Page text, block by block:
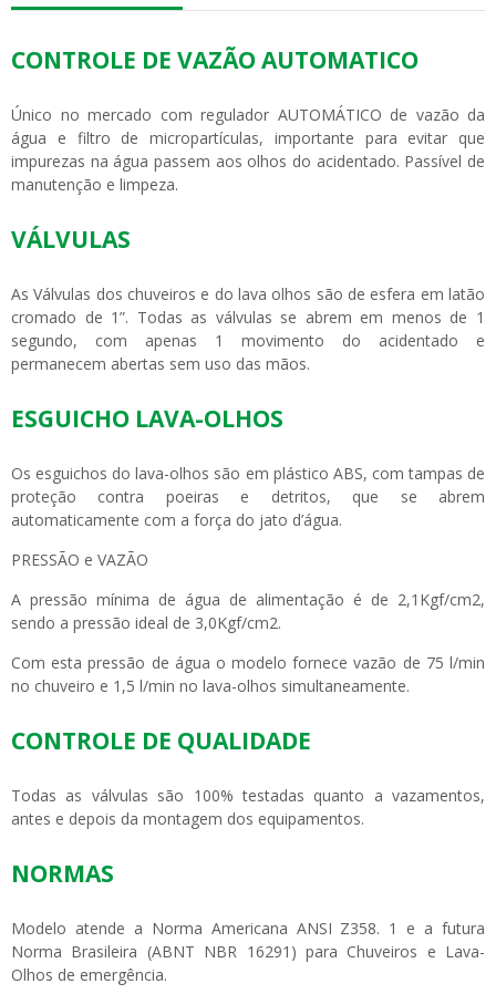
CONTROLE DE VAZÃO AUTOMATICO
Único no mercado com regulador AUTOMÁTICO de vazão da
água e filtro de micropartículas, importante para evitar que
impurezas na água passem aos olhos do acidentado. Passível de
manutenção e limpeza.
VÁLVULAS
As Válvulas dos chuveiros e do lava olhos são de esfera em latão
cromado de 1”. Todas as válvulas se abrem em menos de 1
segundo, com apenas 1 movimento do acidentado e
permanecem abertas sem uso das mãos.
ESGUICHO LAVA-OLHOS
Os esguichos do lava-olhos são em plástico ABS, com tampas de
proteção contra poeiras e detritos, que se abrem
automaticamente com a força do jato d’água.
PRESSÃO e VAZÃO
A pressão mínima de água de alimentação é de 2,1Kgf/cm2,
sendo a pressão ideal de 3,0Kgf/cm2.
Com esta pressão de água o modelo fornece vazão de 75 l/min
no chuveiro e 1,5 l/min no lava-olhos simultaneamente.
CONTROLE DE QUALIDADE
Todas as válvulas são 100% testadas quanto a vazamentos,
antes e depois da montagem dos equipamentos.
NORMAS
Modelo atende a Norma Americana ANSI Z358. 1 e a futura
Norma Brasileira (ABNT NBR 16291) para Chuveiros e Lava-
Olhos de emergência.